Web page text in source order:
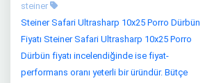
steiner
Steiner Safari Ultrasharp 10x25 Porro Dürbün
Fiyatı Steiner Safari Ultrasharp 10x25 Porro
Dürbün fiyatı incelendiğinde ise fiyat-
performans oranı yeterli bir üründür. Bütçe